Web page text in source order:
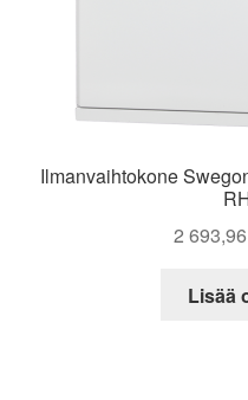
Ilmanvaihtokone
2 693,96
Lisää